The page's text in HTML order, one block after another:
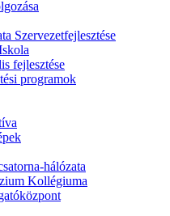
Szervezetfejlesztése
fejlesztése
programok
hálózata
Kollégiuma